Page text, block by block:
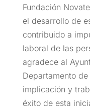
Fundación
el desarrollo de
contribuido a
laboral de las
agradece al
Departamento
implicación y
éxito de esta